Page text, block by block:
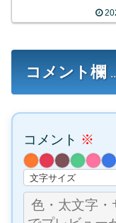
催！限定ピカチュ
ーティングや特別
コメント欄
コメント ※